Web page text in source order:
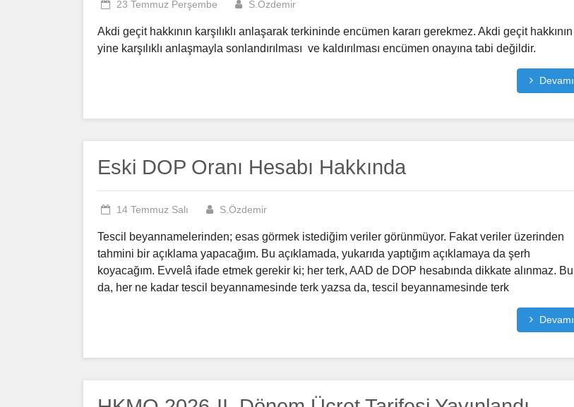
23 Temmuz Perşembe S.Özdemir
Akdi geçit hakkının karşılıklı anlaşarak terkininde encümen kararı gerekmez. Akdi geçit hakkının
yine karşılıklı anlaşmayla sonlandırılması ve kaldırılması encümen onayına tabi değildir.
Devamı
Eski DOP Oranı Hesabı Hakkında
14 Temmuz Salı S.Özdemir
Tescil beyannamelerinden; esas görmek istediğim veriler görünmüyor. Fakat veriler üzerinden
tahmini bir açıklama yapacağım. Bu açıklamada, yukarıda yaptığım açıklamaya da şerh
koyacağım. Evvelâ ifade etmek gerekir ki; her terk, AAD de DOP hesabında dikkate alınmaz. Bu
da, her ne kadar tescil beyannamesinde terk yazsa da, tescil beyannamesinde terk
Devamı